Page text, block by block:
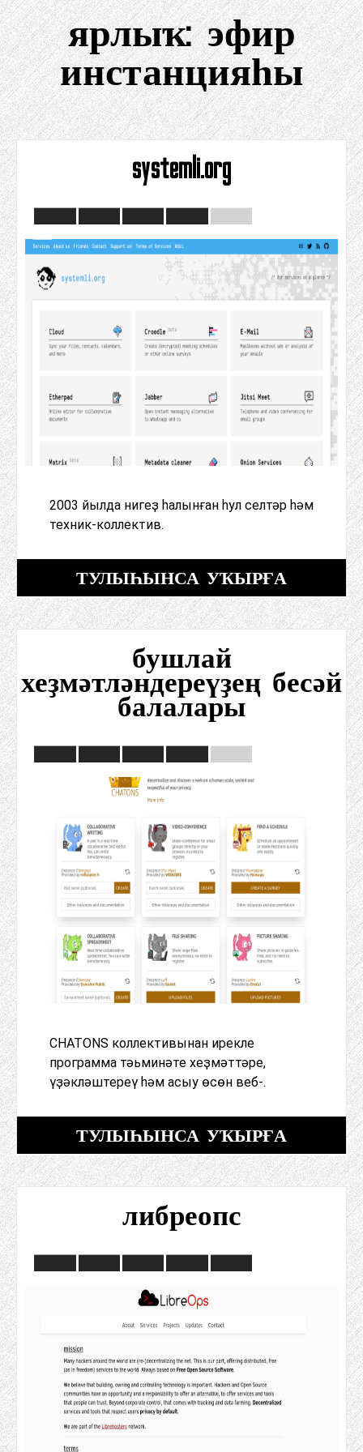
ярлыҡ:эфир
инстанцияһы
systemli.org
2003 йылда нигеҙ һалынған һул селтәр һәм
техник-коллектив.
ТУЛЫҺЫНСА УҠЫРҒА
бушлай
хеҙмәтләндереүҙең бесәй
балалары
CHATONS коллективынан ирекле
программа тәьминәте хеҙмәттәре,
үҙәкләштереү һәм асыу өсөн веб-.
ТУЛЫҺЫНСА УҠЫРҒА
либреопс